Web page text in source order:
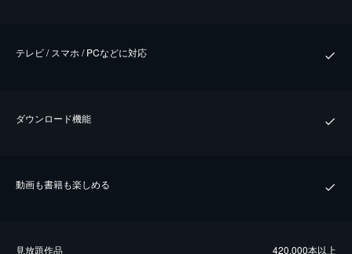
テレビ / スマホ / PCなどに対応
ダウンロード機能
動画も書籍も楽しめる
⾒放題作品 420,000本以上